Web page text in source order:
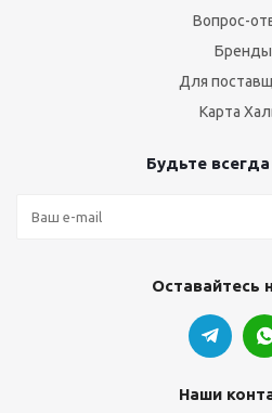
Вопрос-
Бренды
Для
Карта
Будьте всегда
Оставайтесь
Наши